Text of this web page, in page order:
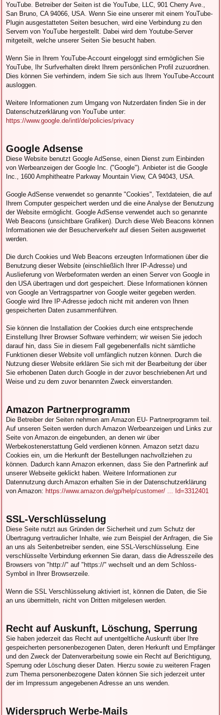
YouTube. Betreiber der Seiten ist die YouTube, LLC, 901 Cherry Ave.,
San Bruno, CA 94066, USA. Wenn Sie eine unserer mit einem YouTube-
Plugin ausgestatteten Seiten besuchen, wird eine Verbindung zu den
Servern von YouTube hergestellt. Dabei wird dem Youtube-Server
mitgeteilt, welche unserer Seiten Sie besucht haben.
Wenn Sie in Ihrem YouTube-Account eingeloggt sind ermöglichen Sie
YouTube, Ihr Surfverhalten direkt Ihrem persönlichen Profil zuzuordnen.
Dies können Sie verhindern, indem Sie sich aus Ihrem YouTube-Account
ausloggen.
Weitere Informationen zum Umgang von Nutzerdaten finden Sie in der
Datenschutzerklärung von YouTube unter:
https://www.google.de/intl/de/policies/privacy
Google Adsense
Diese Website benutzt Google AdSense, einen Dienst zum Einbinden
von Werbeanzeigen der Google Inc. ("Google"). Anbieter ist die Google
Inc., 1600 Amphitheatre Parkway Mountain View, CA 94043, USA.
Google AdSense verwendet so genannte "Cookies", Textdateien, die auf
Ihrem Computer gespeichert werden und die eine Analyse der Benutzung
der Website ermöglicht. Google AdSense verwendet auch so genannte
Web Beacons (unsichtbare Grafiken). Durch diese Web Beacons können
Informationen wie der Besucherverkehr auf diesen Seiten ausgewertet
werden.
Die durch Cookies und Web Beacons erzeugten Informationen über die
Benutzung dieser Website (einschließlich Ihrer IP-Adresse) und
Auslieferung von Werbeformaten werden an einen Server von Google in
den USA übertragen und dort gespeichert. Diese Informationen können
von Google an Vertragspartner von Google weiter gegeben werden.
Google wird Ihre IP-Adresse jedoch nicht mit anderen von Ihnen
gespeicherten Daten zusammenführen.
Sie können die Installation der Cookies durch eine entsprechende
Einstellung Ihrer Browser Software verhindern; wir weisen Sie jedoch
darauf hin, dass Sie in diesem Fall gegebenenfalls nicht sämtliche
Funktionen dieser Website voll umfänglich nutzen können. Durch die
Nutzung dieser Website erklären Sie sich mit der Bearbeitung der über
Sie erhobenen Daten durch Google in der zuvor beschriebenen Art und
Weise und zu dem zuvor benannten Zweck einverstanden.
Amazon Partnerprogramm
Die Betreiber der Seiten nehmen am Amazon EU- Partnerprogramm teil.
Auf unseren Seiten werden durch Amazon Werbeanzeigen und Links zur
Seite von Amazon.de eingebunden, an denen wir über
Werbekostenerstattung Geld verdienen können. Amazon setzt dazu
Cookies ein, um die Herkunft der Bestellungen nachvollziehen zu
können. Dadurch kann Amazon erkennen, dass Sie den Partnerlink auf
unserer Webseite geklickt haben. Weitere Informationen zur
Datennutzung durch Amazon erhalten Sie in der Datenschutzerklärung
von Amazon: https://www.amazon.de/gp/help/customer/ ... Id=3312401
SSL-Verschlüsselung
Diese Seite nutzt aus Gründen der Sicherheit und zum Schutz der
Übertragung vertraulicher Inhalte, wie zum Beispiel der Anfragen, die Sie
an uns als Seitenbetreiber senden, eine SSL-Verschlüsselung. Eine
verschlüsselte Verbindung erkennen Sie daran, dass die Adresszeile des
Browsers von "http://" auf "https://" wechselt und an dem Schloss-
Symbol in Ihrer Browserzeile.
Wenn die SSL Verschlüsselung aktiviert ist, können die Daten, die Sie
an uns übermitteln, nicht von Dritten mitgelesen werden.
Recht auf Auskunft, Löschung, Sperrung
Sie haben jederzeit das Recht auf unentgeltliche Auskunft über Ihre
gespeicherten personenbezogenen Daten, deren Herkunft und Empfänger
und den Zweck der Datenverarbeitung sowie ein Recht auf Berichtigung,
Sperrung oder Löschung dieser Daten. Hierzu sowie zu weiteren Fragen
zum Thema personenbezogene Daten können Sie sich jederzeit unter
der im Impressum angegebenen Adresse an uns wenden.
Widerspruch Werbe-Mails